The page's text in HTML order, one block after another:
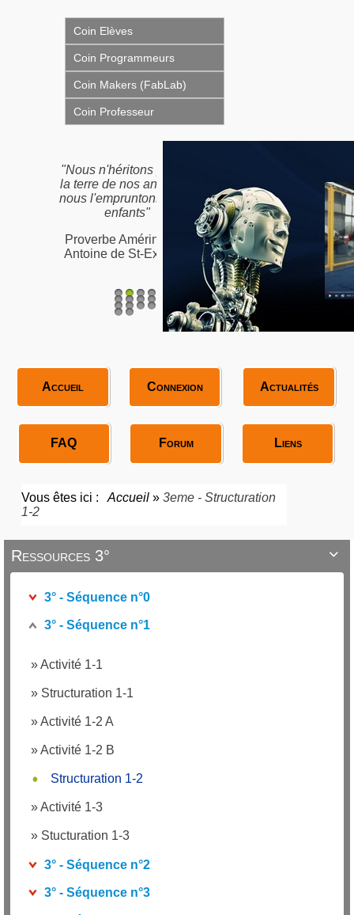
Coin Elèves
Coin Programmeurs
Coin Makers (FabLab)
Coin Professeur
"Nous n'héritons pas de
la terre de nos ancêtres,
nous l'empruntons à nos
enfants"
Proverbe Amérindien /
Antoine de St-Exupéry
1 2 3 4
6 7 8 9 10
1112 15
Accueil Connexion Actualités
FAQ Forum Liens
Vous êtes ici : Accueil » 3eme - Structuration
1-2

Ressources 3°
3° - Séquence n°0
3° - Séquence n°1
»Activité 1-1
» Structuration 1-1
»Activité 1-2 A
»Activité 1-2 B
Structuration 1-2
»Activité 1-3
» Stucturation 1-3
3° - Séquence n°2
3° - Séquence n°3